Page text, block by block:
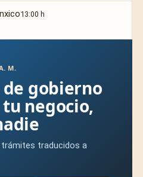
13:00 h
M.
gobierno
negocio,
trámites traducidos a